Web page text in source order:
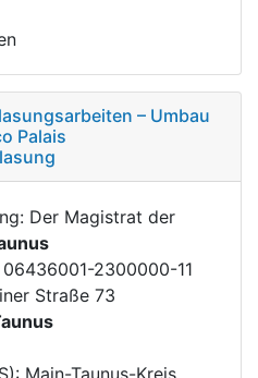
– Umbau
Palais
Der Magistrat der
2300000-11
Straße 73
Main-Taunus-Kreis